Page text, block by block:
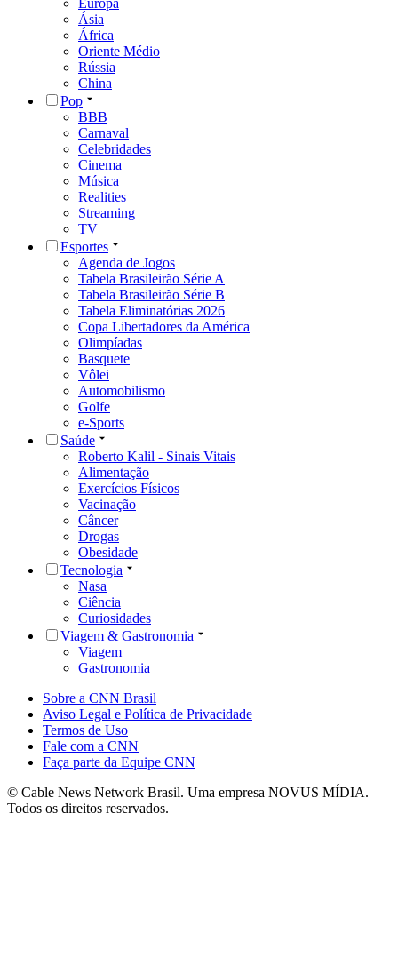
Europa
Ásia
África
Oriente Médio
Rússia
China
Pop
BBB
Carnaval
Celebridades
Cinema
Música
Realities
Streaming
TV
Esportes
Agenda de Jogos
Tabela Brasileirão Série A
Tabela Brasileirão Série B
Tabela Eliminatórias 2026
Copa Libertadores da América
Olimpíadas
Basquete
Vôlei
Automobilismo
Golfe
e-Sports
Saúde
Roberto Kalil - Sinais Vitais
Alimentação
Exercícios Físicos
Vacinação
Câncer
Drogas
Obesidade
Tecnologia
Nasa
Ciência
Curiosidades
Viagem & Gastronomia
Viagem
Gastronomia
Sobre a CNN Brasil
Aviso Legal e Política de Privacidade
Termos de Uso
Fale com a CNN
Faça parte da Equipe CNN
© Cable News Network Brasil. Uma empresa NOVUS MÍDIA.
Todos os direitos reservados.